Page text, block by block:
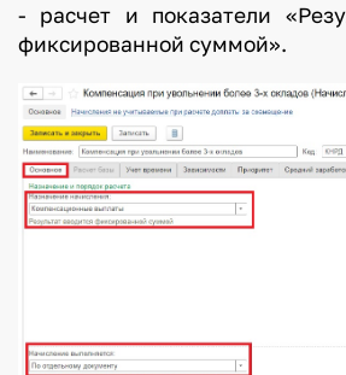
- расчет и показатели
фиксированной суммой».